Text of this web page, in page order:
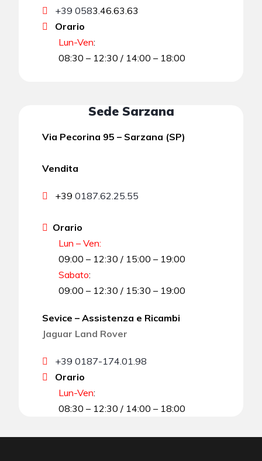
+39 0583.46.63.63
Orario
Lun-Ven:
08:30 – 12:30 / 14:00 – 18:00
Sede Sarzana
Via Pecorina 95 – Sarzana (SP)
Vendita
+390187.62.25.55
Orario
Lun – Ven:
09:00 – 12:30 / 15:00 – 19:00
Sabato:
09:00 – 12:30 / 15:30 – 19:00
Sevice – Assistenza e Ricambi
Jaguar Land Rover
+39 0187-174.01.98
Orario
Lun-Ven:
08:30 – 12:30 / 14:00 – 18:00